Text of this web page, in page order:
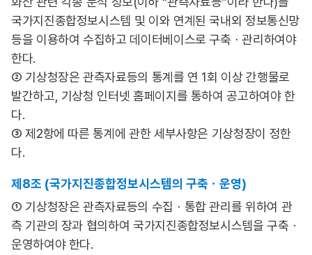
국가지진종합정보시스템 및 이와 연계된 국내외 정보통신망
등을 이용하여 수집하고 데이터베이스로 구축ㆍ관리하여야
한다.
② 기상청장은 관측자료등의 통계를 연 1회 이상 간행물로
발간하고, 기상청 인터넷 홈페이지를 통하여 공고하여야 한
다.
③ 제2항에 따른 통계에 관한 세부사항은 기상청장이 정한
다.
제8조 (국가지진종합정보시스템의 구축ㆍ운영)
① 기상청장은 관측자료등의 수집ㆍ통합 관리를 위하여 관
측 기관의 장과 협의하여 국가지진종합정보시스템을 구축ㆍ
운영하여야 한다.